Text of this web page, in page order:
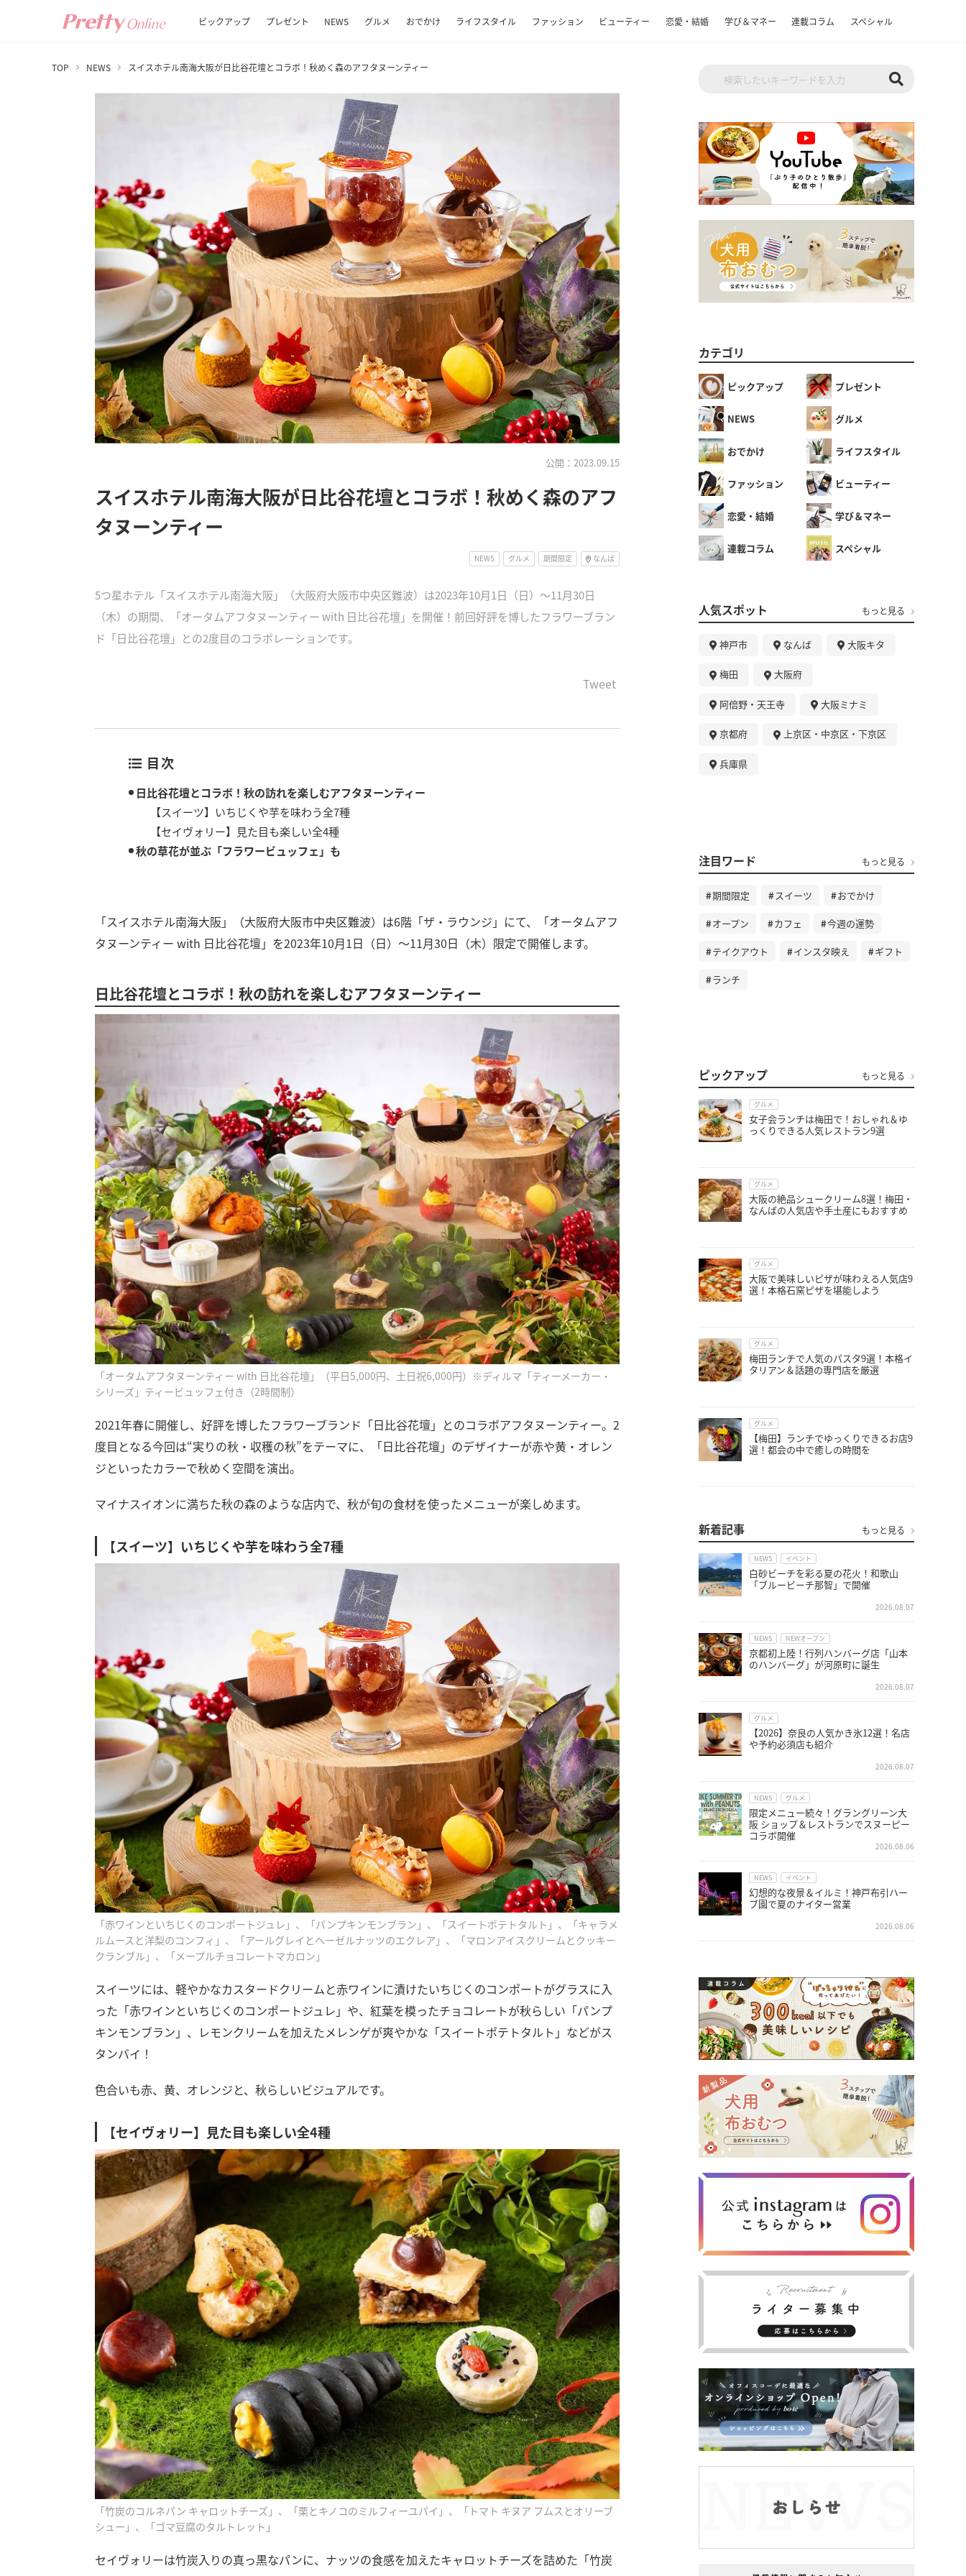
ピックアップ プレゼント NEWS グルメ おでかけ ライフスタイル ファッション ビューティー 恋愛・結婚 学び＆マネー 連載コラム スペシャル
TOP NEWS スイスホテル南海大阪が日比谷花壇とコラボ！秋めく森のアフタヌーンティー
公開：2023.09.15
スイスホテル南海大阪が日比谷花壇とコラボ！秋めく森のアフ
タヌーンティー
NEWS グルメ 期間限定 なんば
5つ星ホテル「スイスホテル南海大阪」（大阪府大阪市中央区難波）は2023年10月1日（日）～11月30日
（木）の期間、「オータムアフタヌーンティー with 日比谷花壇」を開催！前回好評を博したフラワーブラン
ド「日比谷花壇」との2度目のコラボレーションです。
Tweet
目次
日比谷花壇とコラボ！秋の訪れを楽しむアフタヌーンティー
【スイーツ】いちじくや芋を味わう全7種
【セイヴォリー】見た目も楽しい全4種
秋の草花が並ぶ「フラワービュッフェ」も
「スイスホテル南海大阪」（大阪府大阪市中央区難波）は6階「ザ・ラウンジ」にて、「オータムアフ
タヌーンティー with 日比谷花壇」を2023年10月1日（日）～11月30日（木）限定で開催します。
日比谷花壇とコラボ！秋の訪れを楽しむアフタヌーンティー
「オータムアフタヌーンティー with 日比谷花壇」（平日5,000円、土日祝6,000円）※ディルマ「ティーメーカー・
シリーズ」ティービュッフェ付き（2時間制）
2021年春に開催し、好評を博したフラワーブランド「日比谷花壇」とのコラボアフタヌーンティー。2
度目となる今回は“実りの秋・収穫の秋”をテーマに、「日比谷花壇」のデザイナーが赤や黄・オレン
ジといったカラーで秋めく空間を演出。
マイナスイオンに満ちた秋の森のような店内で、秋が旬の食材を使ったメニューが楽しめます。
【スイーツ】いちじくや芋を味わう全7種
「赤ワインといちじくのコンポートジュレ」、「パンプキンモンブラン」、「スイートポテトタルト」、「キャラメ
ルムースと洋梨のコンフィ」、「アールグレイとヘーゼルナッツのエクレア」、「マロンアイスクリームとクッキー
クランブル」、「メープルチョコレートマカロン」
スイーツには、軽やかなカスタードクリームと赤ワインに漬けたいちじくのコンポートがグラスに入
った「赤ワインといちじくのコンポートジュレ」や、紅葉を模ったチョコレートが秋らしい「パンプ
キンモンブラン」、レモンクリームを加えたメレンゲが爽やかな「スイートポテトタルト」などがス
タンバイ！
色合いも赤、黄、オレンジと、秋らしいビジュアルです。
【セイヴォリー】見た目も楽しい全4種
「竹炭のコルネパン キャロットチーズ」、「栗とキノコのミルフィーユパイ」、「トマト キヌア フムスとオリーブ
シュー」、「ゴマ豆腐のタルトレット」
セイヴォリーは竹炭入りの真っ黒なパンに、ナッツの食感を加えたキャロットチーズを詰めた「竹炭
カテゴリ
ピックアップ プレゼント
NEWS グルメ
おでかけ ライフスタイル
ファッション ビューティー
恋愛・結婚 学び＆マネー
連載コラム スペシャル
人気スポット もっと見る
神戸市 なんば 大阪キタ
梅田 大阪府
阿倍野・天王寺 大阪ミナミ
京都府 上京区・中京区・下京区
兵庫県
注目ワード もっと見る
期間限定 スイーツ おでかけ
オープン カフェ 今週の運勢
テイクアウト インスタ映え ギフト
ランチ
ピックアップ もっと見る
グルメ
女子会ランチは梅田で！おしゃれ＆ゆ
っくりできる人気レストラン9選
グルメ
大阪の絶品シュークリーム8選！梅田・
なんばの人気店や手土産にもおすすめ
グルメ
大阪で美味しいピザが味わえる人気店9
選！本格石窯ピザを堪能しよう
グルメ
梅田ランチで人気のパスタ9選！本格イ
タリアン＆話題の専門店を厳選
グルメ
【梅田】ランチでゆっくりできるお店9
選！都会の中で癒しの時間を
新着記事 もっと見る
NEWS イベント
白砂ビーチを彩る夏の花火！和歌山
「ブルービーチ那智」で開催
2026.08.07
NEWS NEWオープン
京都初上陸！行列ハンバーグ店「山本
のハンバーグ」が河原町に誕生
2026.08.07
グルメ
【2026】奈良の人気かき氷12選！名店
や予約必須店も紹介
2026.08.07
NEWS グルメ
限定メニュー続々！グラングリーン大
阪 ショップ＆レストランでスヌーピー
コラボ開催
2026.08.06
NEWS イベント
幻想的な夜景＆イルミ！神戸布引ハー
ブ園で夏のナイター営業
2026.08.06